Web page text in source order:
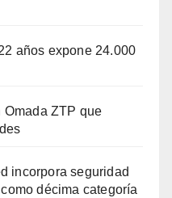
años expone 24.000
ZTP que
incorpora seguridad
décima categoría